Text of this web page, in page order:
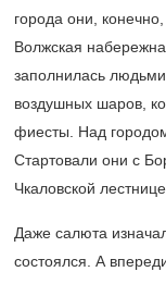
города они,
Волжская
заполнилась
воздушных шаров,
фиесты. Над
Стартовали они с
Чкаловской
Даже салюта
состоялся. А